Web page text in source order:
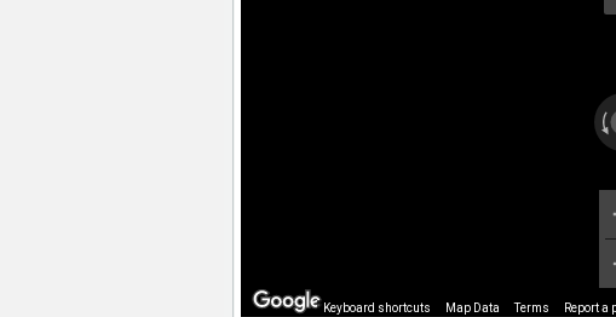
Keyboard shortcuts Map Data Terms Report a